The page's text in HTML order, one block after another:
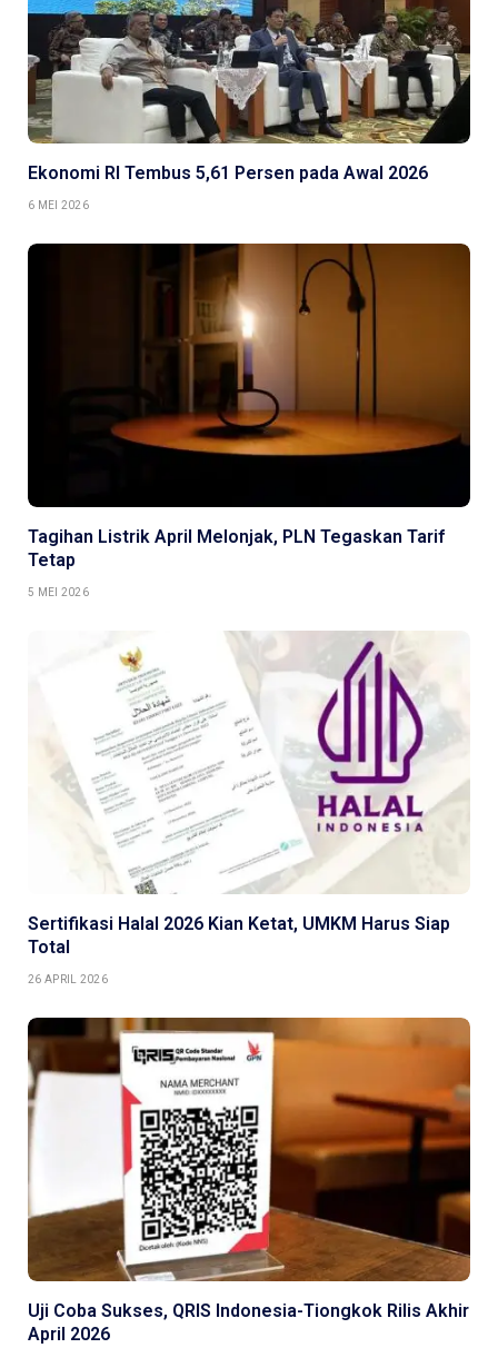
Ekonomi RI Tembus 5,61 Persen pada Awal 2026
6 MEI 2026
Tagihan Listrik April Melonjak, PLN Tegaskan Tarif
Tetap
5 MEI 2026
Sertifikasi Halal 2026 Kian Ketat, UMKM Harus Siap
Total
26 APRIL 2026
Uji Coba Sukses, QRIS Indonesia-Tiongkok Rilis Akhir
April 2026